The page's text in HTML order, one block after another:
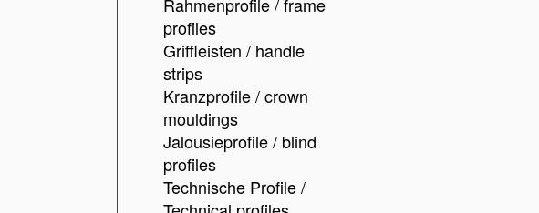
profiles
Griffleisten / handle
strips
Kranzprofile / crown
mouldings
Jalousieprofile / blind
profiles
Technische Profile /